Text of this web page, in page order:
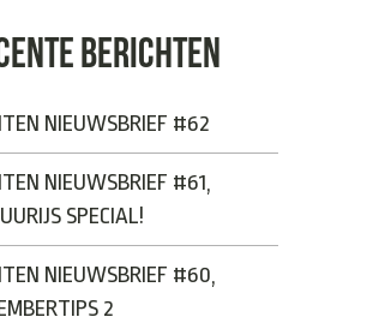
BERICHTEN
NIEUWSBRIEF #62
NIEUWSBRIEF #61,
SPECIAL!
NIEUWSBRIEF #60,
2